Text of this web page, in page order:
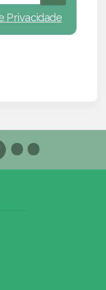
Privacidade